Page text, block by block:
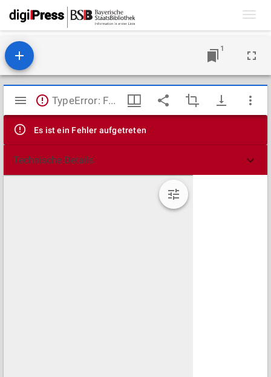
1
Mirador
Viewer
TypeError: Failed to fetch
Es ist ein Fehler aufgetreten
Technische Details